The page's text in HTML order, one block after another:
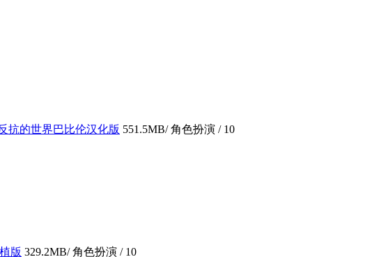
抗的世界巴比伦汉化版 551.5MB/ 角色扮演 / 10
版 329.2MB/ 角色扮演 / 10